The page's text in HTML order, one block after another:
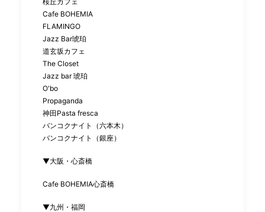
Cafe BOHEMIA
FLAMINGO
Jazz Bar琥珀
道玄坂カフェ
The Closet
Jazz bar 琥珀
O'bo
Propaganda
神田Pasta fresca
バンコクナイト（六本木）
バンコクナイト（銀座）
▼大阪・心斎橋
Cafe BOHEMIA心斎橋
▼九州・福岡